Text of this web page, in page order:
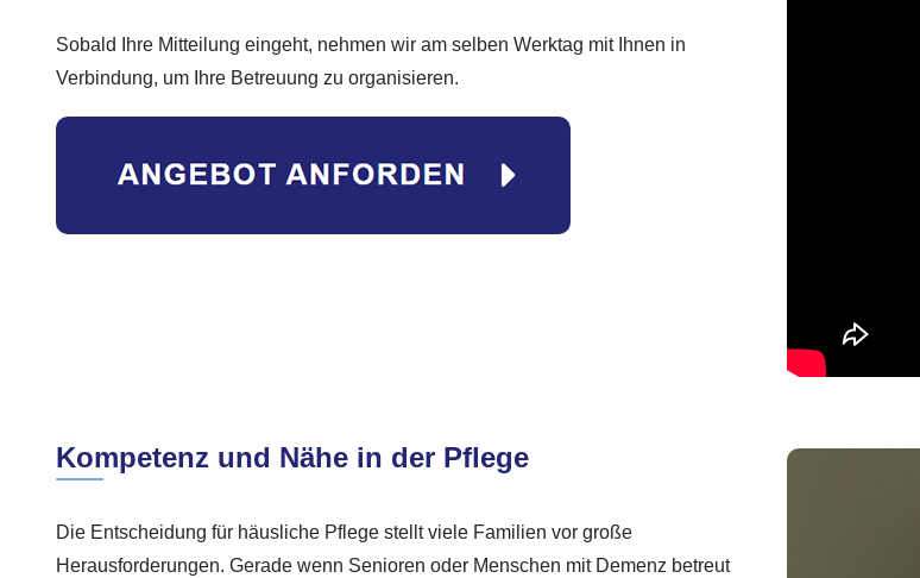
Sobald Ihre Mitteilung eingeht, nehmen wir am selben Werktag mit Ihnen in
Verbindung, um Ihre Betreuung zu organisieren.
Kompetenz und Nähe in der Pflege
Die Entscheidung für häusliche Pflege stellt viele Familien vor große
Herausforderungen. Gerade wenn Senioren oder Menschen mit Demenz betreut